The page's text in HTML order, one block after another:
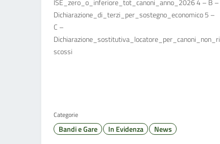
ISE_zero_o_inferiore_tot_canoni_anno_2026 4 – B –
Dichiarazione_di_terzi_per_sostegno_economico 5 –
C –
Dichiarazione_sostitutiva_locatore_per_canoni_non_ri
scossi
Categorie
Bandi e Gare In Evidenza News